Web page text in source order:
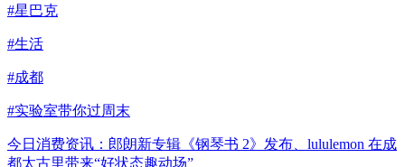
#星巴克
#生活
#成都
#实验室带你过周末
今日消费资讯：郎朗新专辑《钢琴书 2》发布、lululemon 在成
都太古里带来“好状态趣动场”